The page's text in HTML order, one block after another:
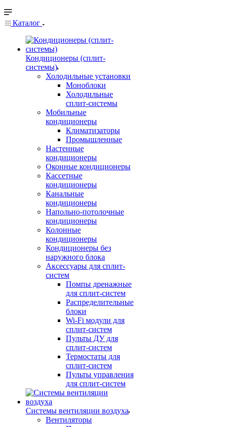
Каталог
Кондиционеры (сплит-
системы)
Холодильные установки
Моноблоки
Холодильные
сплит-системы
Мобильные
кондиционеры
Климатизаторы
Промышленные
Настенные
кондиционеры
Оконные кондиционеры
Кассетные
кондиционеры
Канальные
кондиционеры
Напольно-потолочные
кондиционеры
Колонные
кондиционеры
Кондиционеры без
наружного блока
Аксессуары для сплит-
систем
Помпы дренажные
для сплит-систем
Распределительные
блоки
Wi-Fi модули для
сплит-систем
Пульты ДУ для
сплит-систем
Термостаты для
сплит-систем
Пульты управления
для сплит-систем
Системы вентиляции воздуха
Вентиляторы